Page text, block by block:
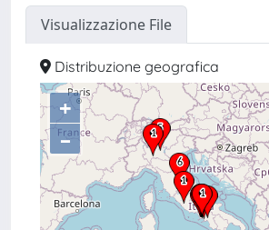
Visualizzazione File
Distribuzione geografica
+
–